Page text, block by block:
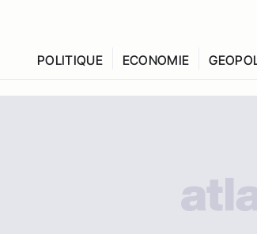
POLITIQUE ECONOMIE